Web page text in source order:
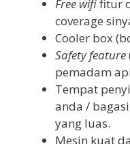
Free wififitur
coverage
Cooler box
Safety feature
pemadam
Tempat
anda /
yang luas.
Mesin kuat